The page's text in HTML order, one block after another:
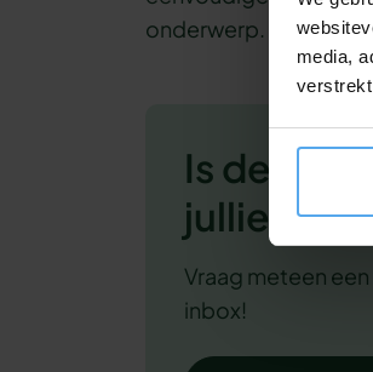
media,
onderwerp. Dat zorgt
Is deze
jullie?
Vraag meteen een
inbox!